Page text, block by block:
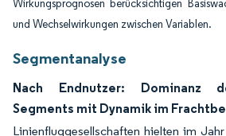
Wirkungsprognosen berücksichtigen
und Wechselwirkungen zwischen Variablen.
Segmentanalyse
Nach Endnutzer: Dominanz
Segments mit Dynamik im
Linienfluggesellschaften hielten im